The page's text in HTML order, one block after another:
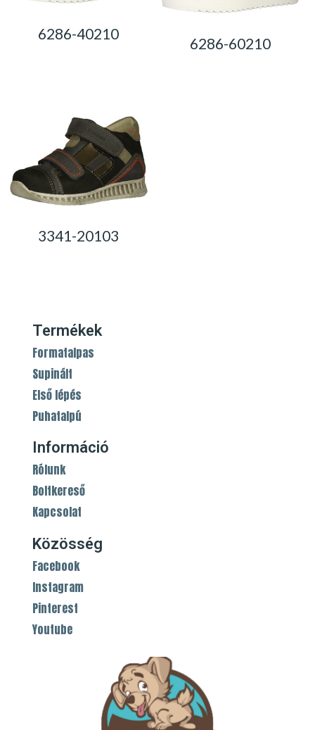
6286-40210
6286-60210
3341-20103
Termékek
Formatalpas
Supinált
Első lépés
Puhatalpú
Információ
Rólunk
Boltkereső
Kapcsolat
Közösség
Facebook
Instagram
Pinterest
Youtube